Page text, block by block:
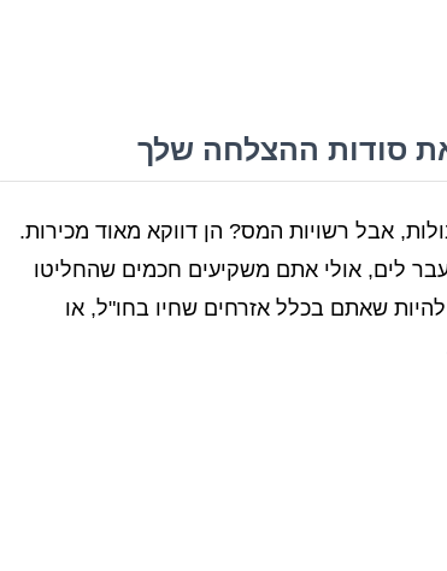
את סודות ההצלחה שלך
אבל רשויות המס? הן דווקא מאוד מכירות.
לים, אולי אתם משקיעים חכמים שהחליטו
להיות שאתם בכלל אזרחים שחיו בחו"ל, או